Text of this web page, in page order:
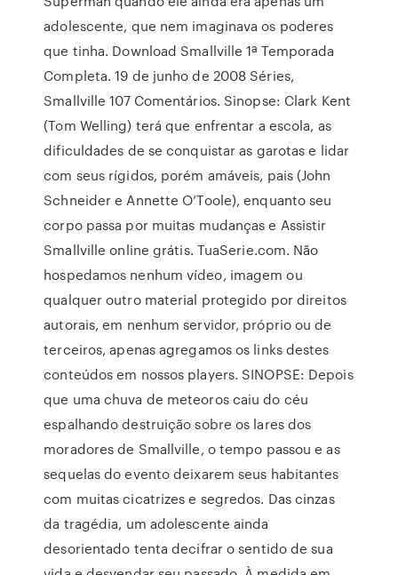
adolescente, que nem imaginava os poderes
que tinha. Download Smallville 1ª Temporada
Completa. 19 de junho de 2008 Séries,
Smallville 107 Comentários. Sinopse: Clark Kent
(Tom Welling) terá que enfrentar a escola, as
dificuldades de se conquistar as garotas e lidar
com seus rígidos, porém amáveis, pais (John
Schneider e Annette O’Toole), enquanto seu
corpo passa por muitas mudanças e Assistir
Smallville online grátis. TuaSerie.com. Não
hospedamos nenhum vídeo, imagem ou
qualquer outro material protegido por direitos
autorais, em nenhum servidor, próprio ou de
terceiros, apenas agregamos os links destes
conteúdos em nossos players. SINOPSE: Depois
que uma chuva de meteoros caiu do céu
espalhando destruição sobre os lares dos
moradores de Smallville, o tempo passou e as
sequelas do evento deixarem seus habitantes
com muitas cicatrizes e segredos. Das cinzas
da tragédia, um adolescente ainda
desorientado tenta decifrar o sentido de sua